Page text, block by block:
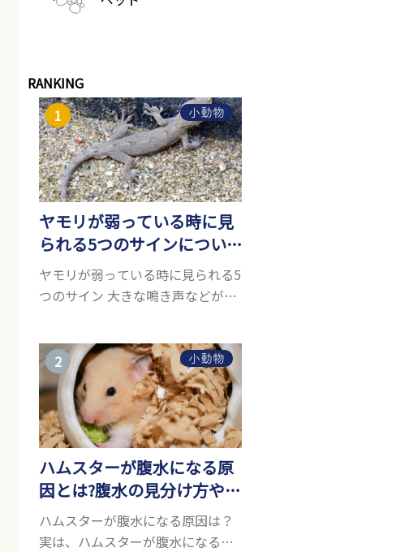
RANKING
小動物
ヤモリが弱っている時に見
られる5つのサインについ
て詳しくご紹介！
ヤモリが弱っている時に見られる5
つのサイン 大きな鳴き声などがな
して人気が高まっているヤモリを
お迎えしたいと思う人も多いので
はないでしょうか...
小動物
ハムスターが腹水になる原
因とは?腹水の見分け方や対
処方法を解説
ハムスターが腹水になる原因は？
実は、ハムスターが腹水になる原